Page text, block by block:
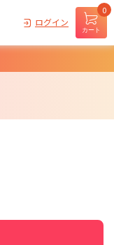
ログイン
カート
0